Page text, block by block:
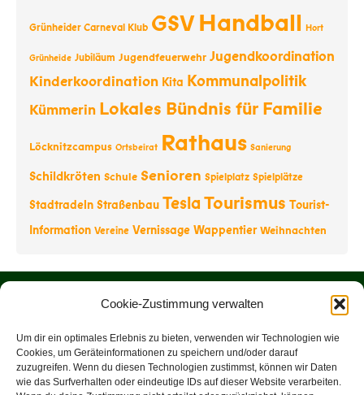
Cookie-Zustimmung verwalten
Um dir ein optimales Erlebnis zu bieten, verwenden wir Technologien wie
Cookies, um Geräteinformationen zu speichern und/oder darauf
zuzugreifen. Wenn du diesen Technologien zustimmst, können wir Daten
wie das Surfverhalten oder eindeutige IDs auf dieser Website verarbeiten.
Grünheider Carneval Klub GSVHandball Hort
Grünheide Jubiläum Jugendfeuerwehr Jugendkoordination
Kinderkoordination Kita Kommunalpolitik
Kümmerin Lokales Bündnis für Familie
Löcknitzcampus Ortsbeirat Rathaus Sanierung
Schildkröten Schule Senioren Spielplatz Spielplätze
Stadtradeln Straßenbau TeslaTourismus Tourist-
Information Vereine Vernissage Wappentier Weihnachten
Über uns
Rathaus